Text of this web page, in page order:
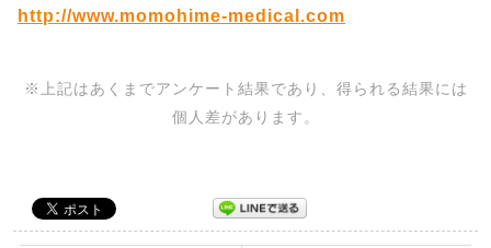
http://www.momohime-medical.com
※上記はあくまでアンケート結果であり、得られる結果には
個人差があります。